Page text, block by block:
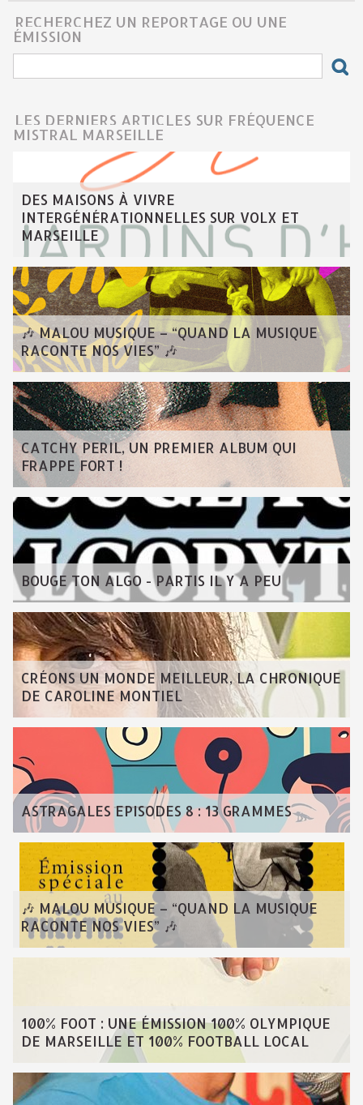
RECHERCHEZ UN REPORTAGE OU UNE
ÉMISSION
LES DERNIERS ARTICLES SUR FRÉQUENCE
MISTRAL MARSEILLE
DES MAISONS À VIVRE
INTERGÉNÉRATIONNELLES SUR VOLX ET
MARSEILLE
🎶 MALOU MUSIQUE – “QUAND LA MUSIQUE
RACONTE NOS VIES” 🎶
CATCHY PERIL, UN PREMIER ALBUM QUI
FRAPPE FORT !
BOUGE TON ALGO - PARTIS IL Y A PEU
CRÉONS UN MONDE MEILLEUR, LA CHRONIQUE
DE CAROLINE MONTIEL
ASTRAGALES EPISODES 8 : 13 GRAMMES
🎶 MALOU MUSIQUE – “QUAND LA MUSIQUE
RACONTE NOS VIES” 🎶
100% FOOT : UNE ÉMISSION 100% OLYMPIQUE
DE MARSEILLE ET 100% FOOTBALL LOCAL